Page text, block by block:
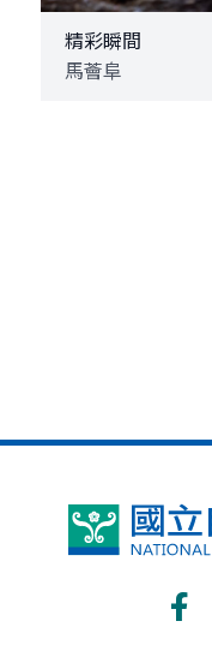
精彩瞬間
馬薈阜
國